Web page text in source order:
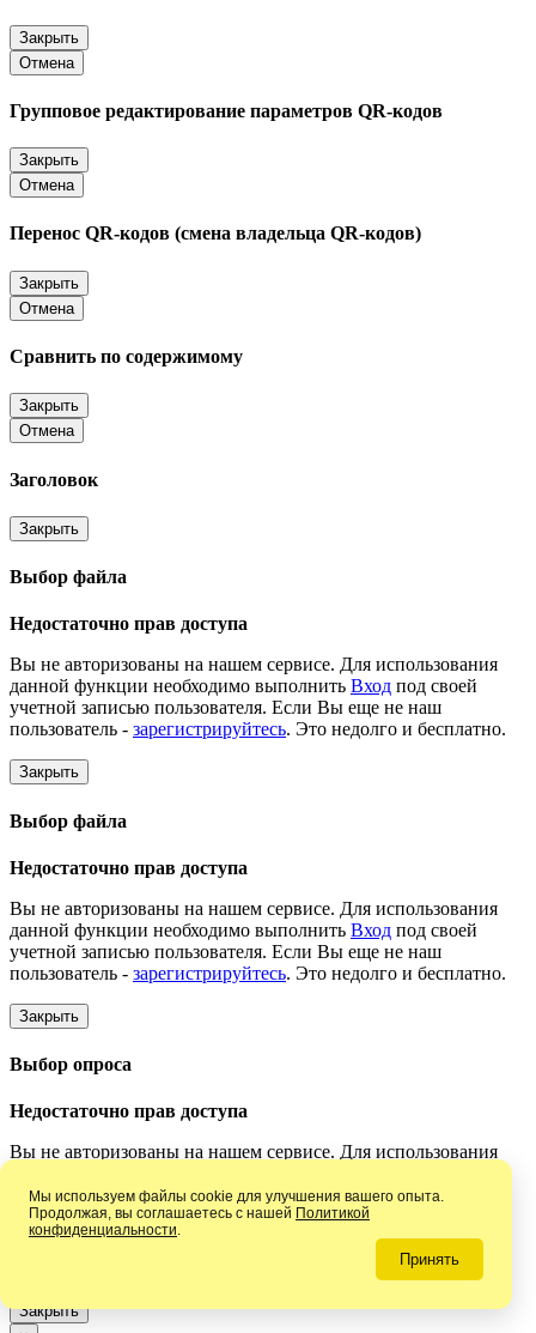
Закрыть
Отмена
Групповое редактирование параметров QR-кодов
Закрыть
Отмена
Перенос QR-кодов (смена владельца QR-кодов)
Закрыть
Отмена
Сравнить по содержимому
Закрыть
Отмена
Заголовок
Закрыть
Выбор файла
Недостаточно прав доступа
Вы не авторизованы на нашем сервисе. Для использования
данной функции необходимо выполнить Вход под своей
учетной записью пользователя. Если Вы еще не наш
пользователь - зарегистрируйтесь. Это недолго и бесплатно.
Закрыть
Выбор файла
Недостаточно прав доступа
Вы не авторизованы на нашем сервисе. Для использования
данной функции необходимо выполнить Вход под своей
учетной записью пользователя. Если Вы еще не наш
пользователь - зарегистрируйтесь. Это недолго и бесплатно.
Закрыть
Выбор опроса
Недостаточно прав доступа
Вы не авторизованы на нашем сервисе. Для использования
учетной записью пользователя. Если Вы еще не наш
пользователь - зарегистрируйтесь. Это недолго и бесплатно.
Закрыть
Мы используем файлы cookie для улучшения вашего опыта.
Продолжая, вы соглашаетесь с нашей Политикой
конфиденциальности.
Принять